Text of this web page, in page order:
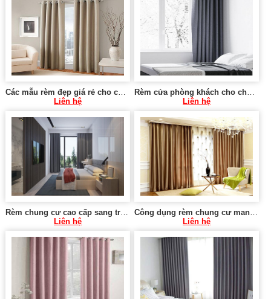
Các mẫu rèm đẹp giá rẻ cho chung cư tại Hà Nội 0975 765 295 SK579
Liên hệ
Rèm cửa phòng khách cho chung cư tại Hà Nội 0975 765 295 SK581
Liên hệ
Rèm chung cư cao cấp sang trọng tại Hà Nội 0975 765 295 KT580
Liên hệ
Công dụng rèm chung cư mang lại 0975 765 295 MT021
Liên hệ